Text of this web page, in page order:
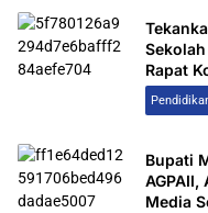
Rapat
Bupati
Media